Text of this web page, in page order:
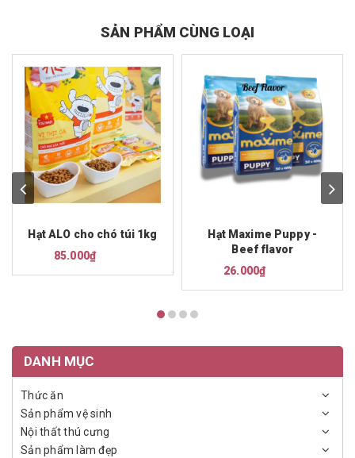
SẢN PHẨM CÙNG LOẠI
Hạt ALO cho chó túi 1kg
85.000₫
Hạt Maxime Puppy -
Beef flavor
26.000₫
DANH MỤC
Thức ăn
Sản phẩm vệ sinh
Nội thất thú cưng
Sản phẩm làm đẹp